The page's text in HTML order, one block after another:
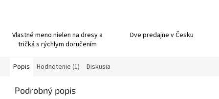
Vlastné meno nielen na dresy a
tričká s rýchlym doručením
Dve predajne v Česku
Popis Hodnotenie (1) Diskusia
Podrobný popis